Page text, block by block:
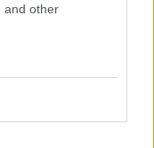
and other